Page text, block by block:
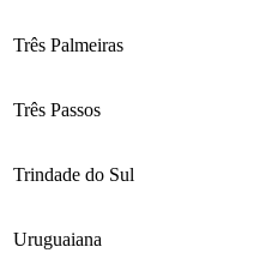
Três Palmeiras
Três Passos
Trindade do Sul
Uruguaiana